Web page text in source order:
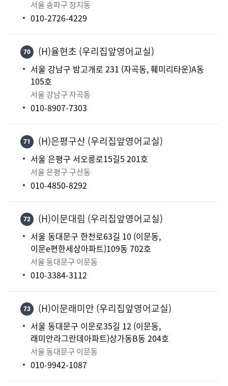
서울 송파구 장지동
010-2726-4229
70 (H)율현초 (우리집앞영어교실)
서울 강남구 밤고개로 231 (자곡동, 훼미리타운)A동
105호
서울 강남구 자곡동
010-8907-7303
71 (H)은평구산 (우리집앞영어교실)
서울 은평구 서오릉로15길5 201호
서울 은평구 구산동
010-4850-8292
72 (H)이문대림 (우리집앞영어교실)
서울 동대문구 한천로63길 10 (이문동,
이문e편한세상아파트)109동 702호
서울 동대문구 이문동
010-3384-3112
73 (H)이문래미안 (우리집앞영어교실)
서울 동대문구 이문로35길 12 (이문동,
래미안라그란데아파트)상가동B동 204호
서울 동대문구 이문동
010-9942-1087